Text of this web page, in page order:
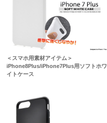
＜スマホ用素材アイテム＞
iPhone8Plus/iPhone7Plus用ソフトホワ
イトケース